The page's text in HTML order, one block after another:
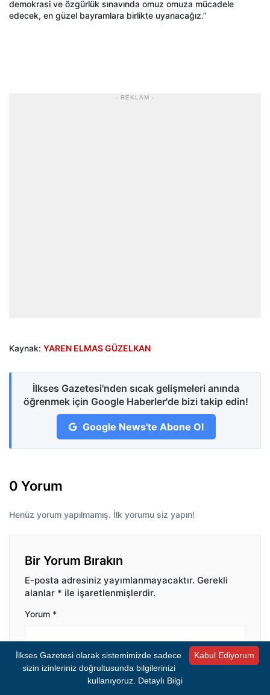
demokrasi ve özgürlük sınavında omuz omuza mücadele
edecek, en güzel bayramlara birlikte uyanacağız.”
- REKLAM -
Kaynak: YAREN ELMAS GÜZELKAN
İlkses Gazetesi'nden sıcak gelişmeleri anında
öğrenmek için Google Haberler'de bizi takip edin!
Google News'te Abone Ol
0 Yorum
Henüz yorum yapılmamış. İlk yorumu siz yapın!
Bir Yorum Bırakın
E-posta adresiniz yayımlanmayacaktır. Gerekli
alanlar * ile işaretlenmişlerdir.
Yorum *
Kabul Ediyorum
İlkses Gazetesi olarak sistemimizde sadece
sizin izinleriniz doğrultusunda bilgilerinizi
kullanıyoruz. Detaylı Bilgi